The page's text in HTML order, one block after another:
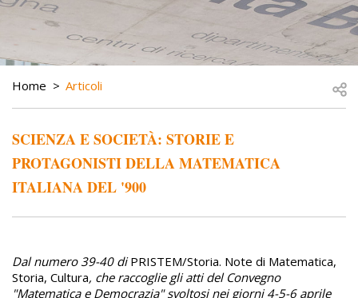
BREADCRUMB
Home Articoli
SCIENZA E SOCIETÀ: STORIE E
PROTAGONISTI DELLA MATEMATICA
ITALIANA DEL '900
Dal numero 39-40 diPRISTEM/Storia. Note di Matematica,
Storia, Cultura, che raccoglie gli atti del Convegno
"Matematica e Democrazia" svoltosi nei giorni 4-5-6 aprile